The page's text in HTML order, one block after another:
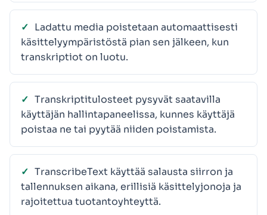
Ladattu media poistetaan automaattisesti
käsittelyympäristöstä pian sen jälkeen, kun
transkriptiot on luotu.
Transkriptitulosteet pysyvät saatavilla
käyttäjän hallintapaneelissa, kunnes käyttäjä
poistaa ne tai pyytää niiden poistamista.
TranscribeText käyttää salausta siirron ja
tallennuksen aikana, erillisiä käsittelyjonoja ja
rajoitettua tuotantoyhteyttä.